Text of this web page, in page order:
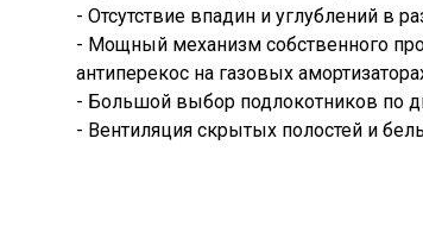
- Отсутствие впадин и углублений в
- Мощный механизм собственного
антиперекос на газовых
- Большой выбор подлокотников по
- Вентиляция скрытых полостей и